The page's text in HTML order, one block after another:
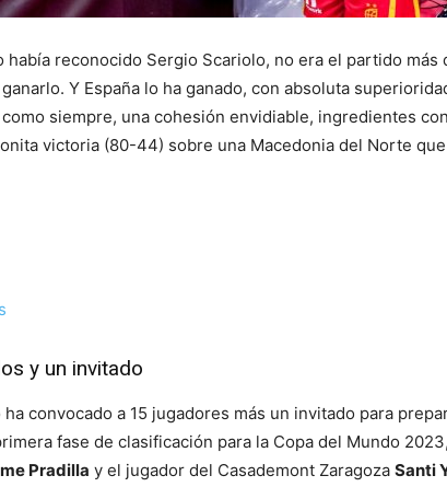
había reconocido Sergio Scariolo, no era el partido más
Y España lo ha ganado, con absoluta
siempre, una cohesión envidiable, ingredientes
victoria (80-44) sobre una Macedonia del Norte
y un invitado
convocado a 15 jugadores más un invitado para
fase de clasificación para la Copa del Mundo
Pradilla y el jugador del Casademont Zaragoza Santi